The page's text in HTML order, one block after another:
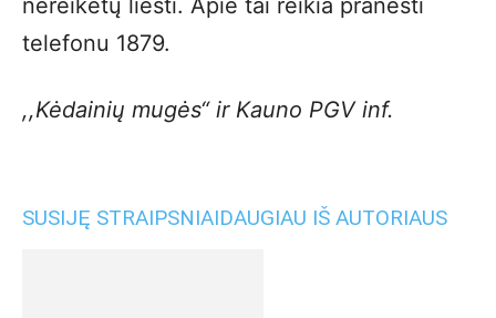
nereikėtų liesti. Apie tai reikia pranešti
telefonu 1879.
,,Kėdainių mugės“ ir Kauno PGV inf.
SUSIJĘ STRAIPSNIAIDAUGIAU IŠ AUTORIAUS